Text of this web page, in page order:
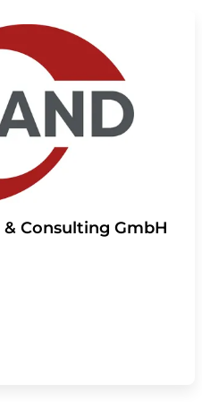
Consulting GmbH